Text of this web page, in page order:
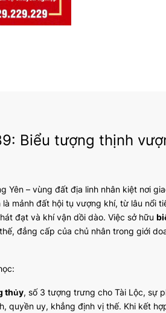
Biểu tượng thịnh
Yên – vùng đất địa linh nhân kiệt nơi
mảnh đất hội tụ vượng khí, từ lâu nổi
đạt và khí vận dồi dào. Việc sở hữu
đẳng cấp của chủ nhân trong giới
thủy, số 3 tượng trưng cho Tài Lộc, sự
quyền uy, khẳng định vị thế. Khi kết